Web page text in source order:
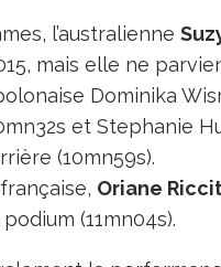
l’australienne
mais elle ne
Dominika
et Stephanie
(10mn59s).
Oriane
(11mn04s).